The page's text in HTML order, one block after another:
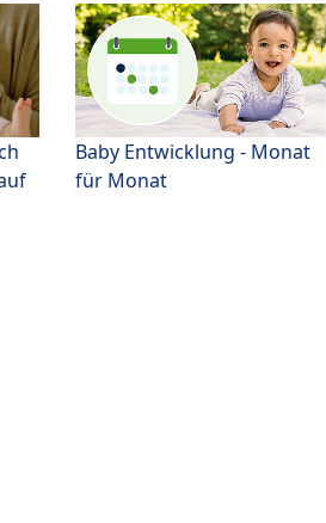
Baby Entwicklung - Monat
für Monat